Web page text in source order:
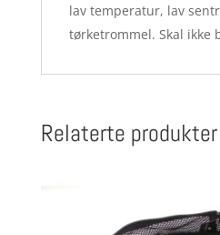
lav temperatur, lav
tørketrommel. Skal ikke
Relaterte produkter